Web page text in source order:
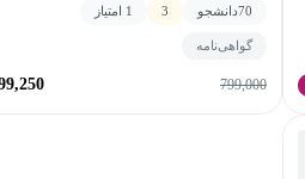
70دانشجو 3 1 امتیاز
گواهی‌نامه
799,000